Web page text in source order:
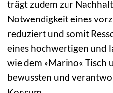
trägt zudem zur
Notwendigkeit eines
reduziert und somit
eines hochwertigen und
wie dem »Marino« Tisch
bewussten und